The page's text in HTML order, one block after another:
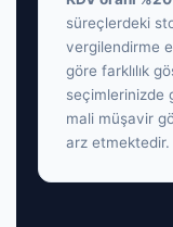
süreçlerdeki
vergilendirme
göre farklılık
seçimlerinizde
mali müşavir
arz etmektedir.